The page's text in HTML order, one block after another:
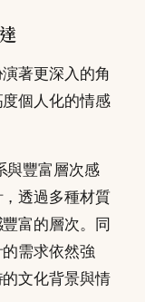
著更深入的角
個人化的情感
與豐富層次感
透過多種材質
富的層次。同
需求依然強
文化背景與情